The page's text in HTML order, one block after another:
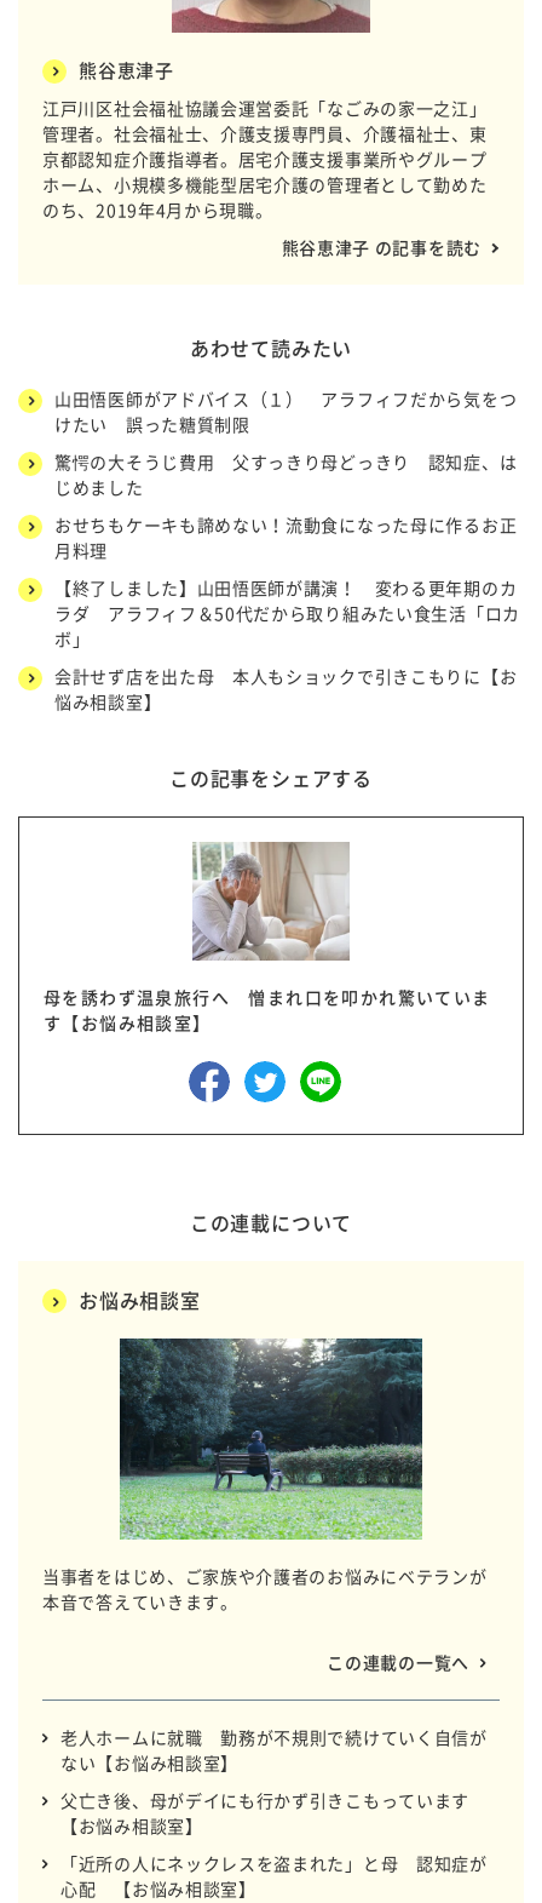
熊谷恵津子
江戸川区社会福祉協議会運営委託「なごみの家一之江」
管理者。社会福祉士、介護支援専門員、介護福祉士、東
京都認知症介護指導者。居宅介護支援事業所やグループ
ホーム、小規模多機能型居宅介護の管理者として勤めた
のち、2019年4月から現職。
熊谷恵津子 の記事を読む
あわせて読みたい
山田悟医師がアドバイス（１） アラフィフだから気をつ
けたい 誤った糖質制限
驚愕の大そうじ費用 父すっきり母どっきり 認知症、は
じめました
おせちもケーキも諦めない！流動食になった母に作るお正
月料理
【終了しました】山田悟医師が講演！ 変わる更年期のカ
ラダ アラフィフ＆50代だから取り組みたい食生活「ロカ
ボ」
会計せず店を出た母 本人もショックで引きこもりに【お
悩み相談室】
この記事をシェアする
母を誘わず温泉旅行へ 憎まれ口を叩かれ驚いていま
す【お悩み相談室】
この連載について
お悩み相談室
当事者をはじめ、ご家族や介護者のお悩みにベテランが
本音で答えていきます。
この連載の一覧へ
老人ホームに就職 勤務が不規則で続けていく自信が
ない【お悩み相談室】
父亡き後、母がデイにも行かず引きこもっています
【お悩み相談室】
「近所の人にネックレスを盗まれた」と母 認知症が
心配 【お悩み相談室】